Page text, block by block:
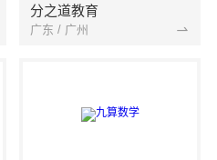
分之道教育
广东 / 广州